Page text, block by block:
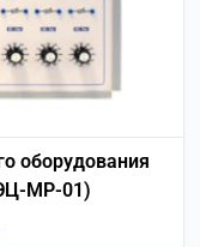
оборудования
МР-01)